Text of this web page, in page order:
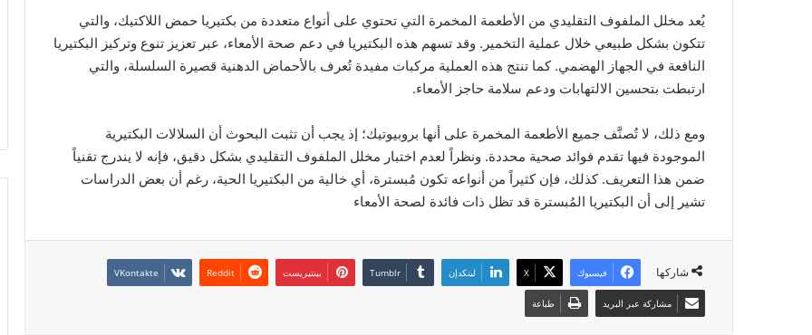
يُعد مخلل الملفوف التقليدي من الأطعمة المخمرة التي تحتوي على أنواع متعددة من بكتيريا حمض اللاكتيك، والتي
تتكون بشكل طبيعي خلال عملية التخمير. وقد تسهم هذه البكتيريا في دعم صحة الأمعاء، عبر تعزيز تنوع وتركيز البكتيريا
النافعة في الجهاز الهضمي. كما تنتج هذه العملية مركبات مفيدة تُعرف بالأحماض الدهنية قصيرة السلسلة، والتي
ارتبطت بتحسين الالتهابات ودعم سلامة حاجز الأمعاء.
ومع ذلك، لا تُصنَّف جميع الأطعمة المخمرة على أنها بروبيوتيك؛ إذ يجب أن تثبت البحوث أن السلالات البكتيرية
الموجودة فيها تقدم فوائد صحية محددة. ونظراً لعدم اختبار مخلل الملفوف التقليدي بشكل دقيق، فإنه لا يندرج تقنياً
ضمن هذا التعريف. كذلك، فإن كثيراً من أنواعه تكون مُبسترة، أي خالية من البكتيريا الحية، رغم أن بعض الدراسات
تشير إلى أن البكتيريا المُبسترة قد تظل ذات فائدة لصحة الأمعاء
شاركها فيسبوك ‫X لينكدإن بينتيريست
مشاركة عبر البريد طباعة